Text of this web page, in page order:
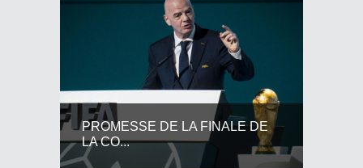
PROMESSE DE LA FINALE DE
LA CO...